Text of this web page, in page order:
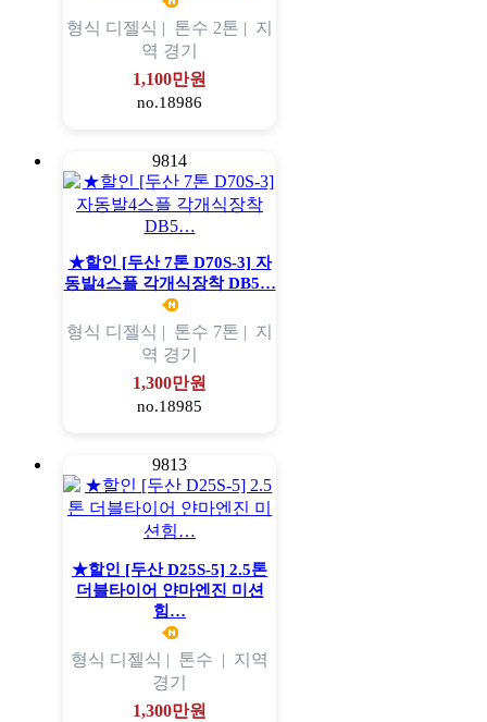
형식 디젤식 | 톤수 2톤 | 지
역 경기
1,100만원
no.18986
9814
★할인 [두산 7톤 D70S-3] 자
동발4스플 각개식장착 DB5…
형식 디젤식 | 톤수 7톤 | 지
역 경기
1,300만원
no.18985
9813
★할인 [두산 D25S-5] 2.5톤
더블타이어 얀마엔진 미션
힘…
형식 디젤식 | 톤수 | 지역
경기
1,300만원